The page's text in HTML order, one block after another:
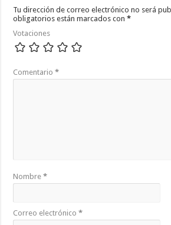
Tu dirección de correo electrónico no será
obligatorios están marcados con*
Votaciones
Comentario*
Nombre*
Correo electrónico*